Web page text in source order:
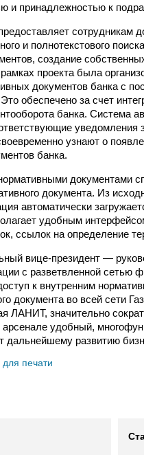
и принадлежностью к
сотрудникам
и полнотекстового
создание
проекта была
документов банка с
обеспечено за счет
банка. Система
уведомления
узнают о
банка.
документами
документа. Из
автоматически
удобным
ссылок на определение
вице-президент —
с разветвленной сетью
к внутренним
документа во всей сети
ЛАНИТ, значительно
удобный,
дальнейшему развитию
печати